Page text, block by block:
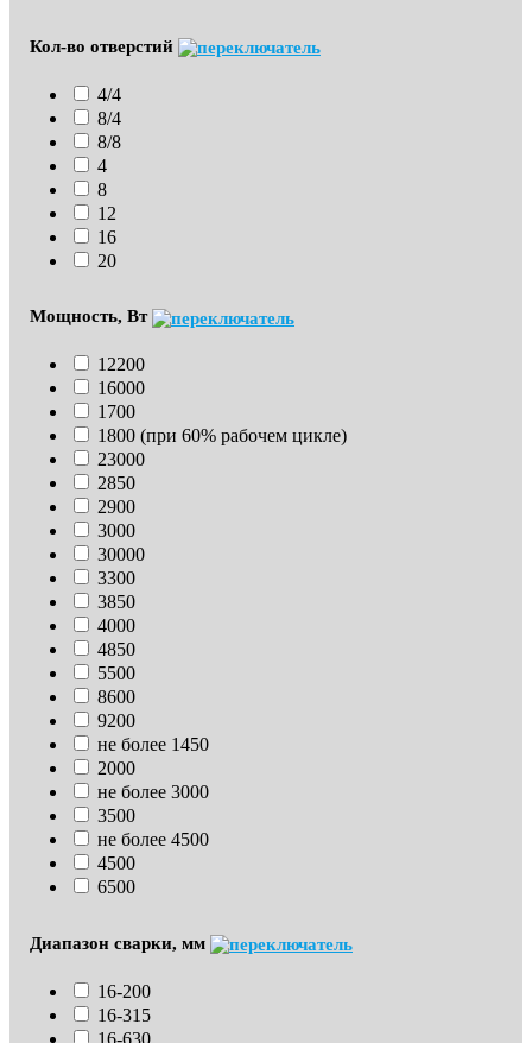
Кол-во отверстий
4/4
8/4
8/8
4
8
12
16
20
Мощность, Вт
12200
16000
1700
1800 (при 60% рабочем цикле)
23000
2850
2900
3000
30000
3300
3850
4000
4850
5500
8600
9200
не более 1450
2000
не более 3000
3500
не более 4500
4500
6500
Диапазон сварки, мм
16-200
16-315